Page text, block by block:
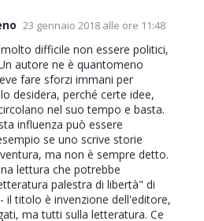
23 gennaio 2018 alle ore 11:48
difficile non essere politici,
autore ne è quantomeno
fare sforzi immani per
desidera, perché certe idee,
nel suo tempo e basta.
influenza può essere
se uno scrive storie
ma non è sempre detto.
lettura che potrebbe
palestra di libertà" di
il titolo è invenzione dell'editore,
ma tutti sulla letteratura. Ce